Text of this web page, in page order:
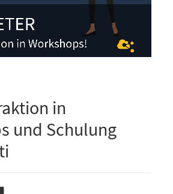
in
und Schulung